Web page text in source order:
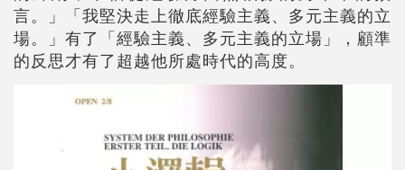
言。」「我堅決走上徹底經驗主義、多元主義的立
場。」有了「經驗主義、多元主義的立場」，顧準
的反思才有了超越他所處時代的高度。